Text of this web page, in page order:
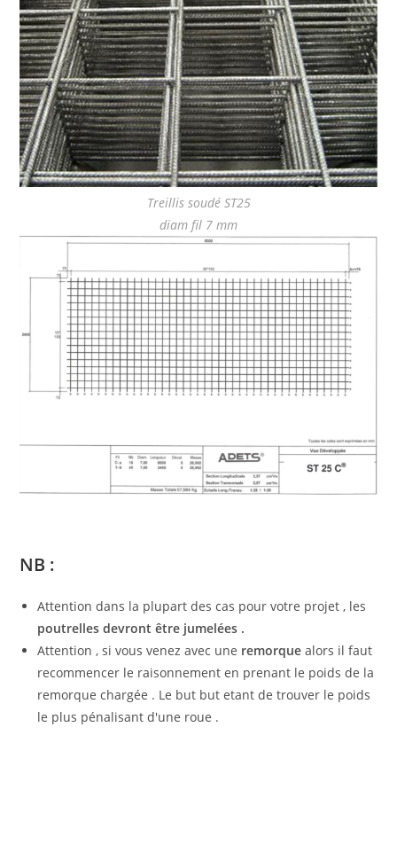
Treillis soudé ST25
diam fil 7 mm
NB :
Attention dans la plupart des cas pour votre projet , les
poutrelles devront être jumelées .
Attention , si vous venez avec une remorque alors il faut
recommencer le raisonnement en prenant le poids de la
remorque chargée . Le but but etant de trouver le poids
le plus pénalisant d'une roue .